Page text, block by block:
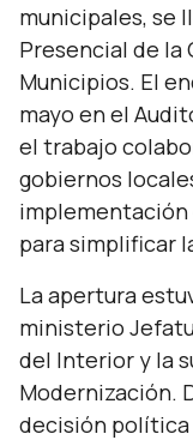
municipales, se
Presencial de la
Municipios. El
mayo en el
el trabajo
gobiernos
para simplificar
La apertura
ministerio
del Interior y la
Modernización.
decisión